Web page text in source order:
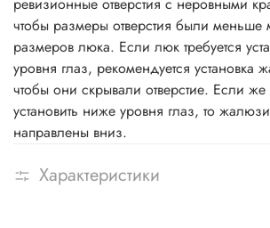
чтобы размеры отверстия были меньше
размеров люка. Если люк требуется
уровня глаз, рекомендуется установка
чтобы они скрывали отверстие. Если же
установить ниже уровня глаз, то
направлены вниз.
Характеристики